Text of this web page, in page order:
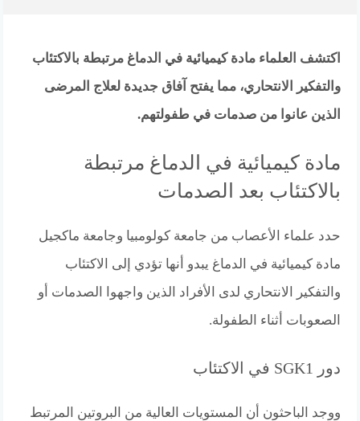
اكتشف العلماء مادة كيميائية في الدماغ مرتبطة بالاكتئاب
والتفكير الانتحاري، مما يفتح آفاق جديدة لعلاج المرضى
الذين عانوا من صدمات في طفولتهم.
مادة كيميائية في الدماغ مرتبطة
بالاكتئاب بعد الصدمات
حدد علماء الأعصاب من جامعة كولومبيا وجامعة ماكجيل
مادة كيميائية في الدماغ يبدو أنها تؤدي إلى الاكتئاب
والتفكير الانتحاري لدى الأفراد الذين واجهوا الصدمات أو
الصعوبات أثناء الطفولة.
دور SGK1 في الاكتئاب
ووجد الباحثون أن المستويات العالية من البروتين المرتبط